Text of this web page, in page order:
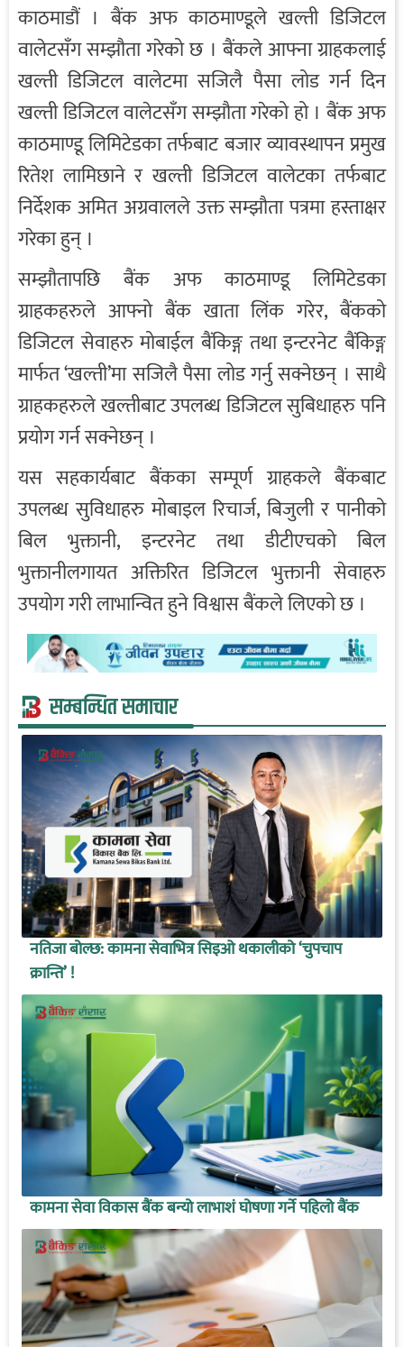
काठमाडौं । बैंक अफ काठमाण्डूले खल्ती डिजिटल
वालेटसँग सम्झौता गरेको छ । बैंकले आफ्ना ग्राहकलाई
खल्ती डिजिटल वालेटमा सजिलै पैसा लोड गर्न दिन
खल्ती डिजिटल वालेटसँग सम्झौता गरेको हो । बैंक अफ
काठमाण्डू लिमिटेडका तर्फबाट बजार व्यावस्थापन प्रमुख
रितेश लामिछाने र खल्ती डिजिटल वालेटका तर्फबाट
निर्देशक अमित अग्रवालले उक्त सम्झौता पत्रमा हस्ताक्षर
गरेका हुन् ।
सम्झौतापछि बैंक अफ काठमाण्डू लिमिटेडका
ग्राहकहरुले आफ्नो बैंक खाता लिंक गरेर, बैंकको
डिजिटल सेवाहरु मोबाईल बैंकिङ्ग तथा इन्टरनेट बैंकिङ्ग
मार्फत ‘खल्ती’मा सजिलै पैसा लोड गर्नु सक्नेछन् । साथै
ग्राहकहरुले खल्तीबाट उपलब्ध डिजिटल सुबिधाहरु पनि
प्रयोग गर्न सक्नेछन् ।
यस सहकार्यबाट बैंकका सम्पूर्ण ग्राहकले बैंकबाट
उपलब्ध सुविधाहरु मोबाइल रिचार्ज, बिजुली र पानीको
बिल भुक्तानी, इन्टरनेट तथा डीटीएचको बिल
भुक्तानीलगायत अक्तिरित डिजिटल भुक्तानी सेवाहरु
उपयोग गरी लाभान्वित हुने विश्वास बैंकले लिएको छ ।
सम्बन्धित समाचार
नतिजा बोल्छ: कामना सेवाभित्र सिइओ थकालीको ‘चुपचाप
क्रान्ति’ !
कामना सेवा विकास बैंक बन्यो लाभाशं घोषणा गर्ने पहिलो बैंक